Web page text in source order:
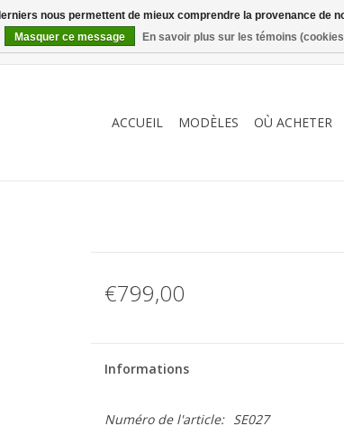
ACCUEIL MODÈLES OÙ ACHETER
€799,00
Informations
Numéro de l'article:
SE027
nous permettent de mieux comprendre la provenance de
Masquer ce message
En savoir plus sur les témoins